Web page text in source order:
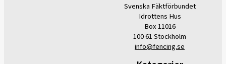
Svenska Fäktförbundet
Idrottens Hus
Box 11016
100 61 Stockholm
info@fencing.se